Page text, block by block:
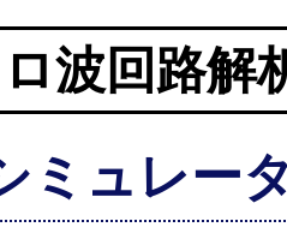
波回路解
ミュレー